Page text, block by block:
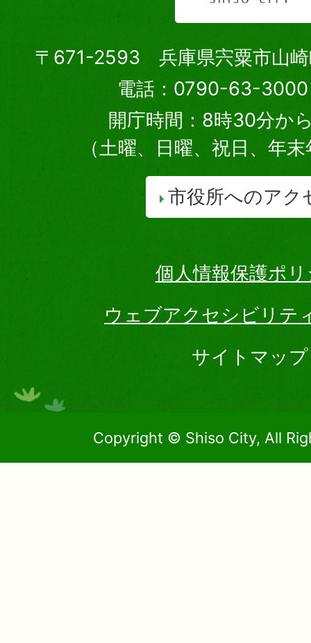
〒671-2593 兵庫県宍粟市山崎
電話：0790-63-3000
開庁時間：8時30分か
（土曜、日曜、祝日、年
市役所へのアク
個人情報保護ポ
ウェブアクセシビリテ
サイトマップ
Copyright © Shiso City, All